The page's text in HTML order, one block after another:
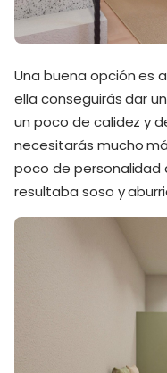
Una buena opción es
ella conseguirás dar
un poco de calidez y
necesitarás mucho
poco de personalidad
resultaba soso y